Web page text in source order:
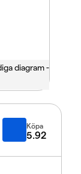
diagram -
Köpa
5.92